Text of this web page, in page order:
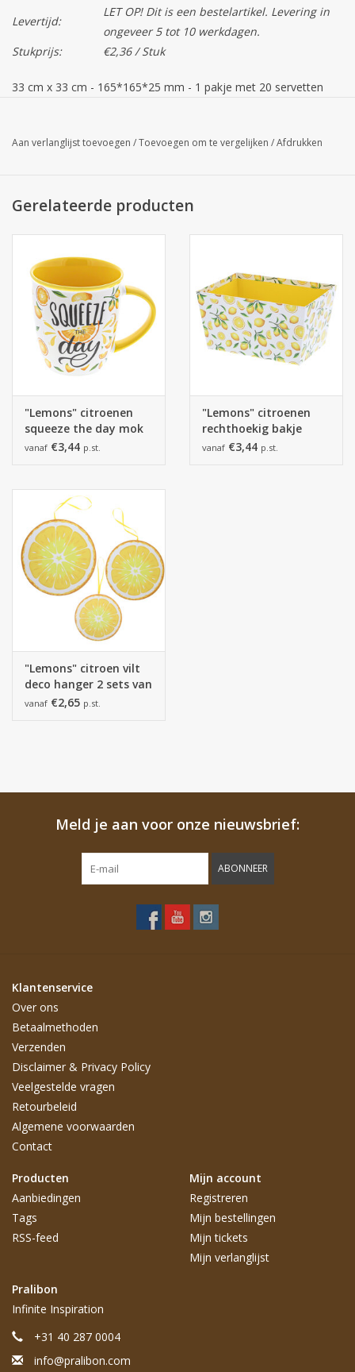
Levertijd:
LET OP! Dit is een bestelartikel. Levering in
ongeveer 5 tot 10 werkdagen.
Stukprijs:
€2,36 / Stuk
33 cm x 33 cm - 165*165*25 mm - 1 pakje met 20 servetten
van de daadwerkelijke kleur.
De levendige print zorgt meteen voor een feestelijke en vrolijke
tafeldecoratie.
Perfect voor verjaardagen, juf & meester, zomerfeestjes,
kinderfeestjes en sprankelende tafelmomenten.
Een gesloten servet meet 16,5 cm x 16,5 cm, type lunch servet
Aan verlanglijst toevoegen /Toevoegen om te vergelijken /Afdrukken
Gerelateerde producten
"Lemons" citroenen
squeeze the day mok
vanaf €3,44 p.st.
"Lemons" citroenen
rechthoekig bakje
vanaf €3,44 p.st.
"Lemons" citroen vilt
deco hanger 2 sets van
3 stuks
vanaf €2,65 p.st.
Meld je aan voor onze nieuwsbrief:
ABONNEER
Klantenservice
Over ons
Betaalmethoden
Verzenden
Disclaimer & Privacy Policy
Veelgestelde vragen
Retourbeleid
Algemene voorwaarden
Contact
Producten
Aanbiedingen
Tags
RSS-feed
Mijn account
Registreren
Mijn bestellingen
Mijn tickets
Mijn verlanglijst
Pralibon
Infinite Inspiration
+31 40 287 0004
info@pralibon.com